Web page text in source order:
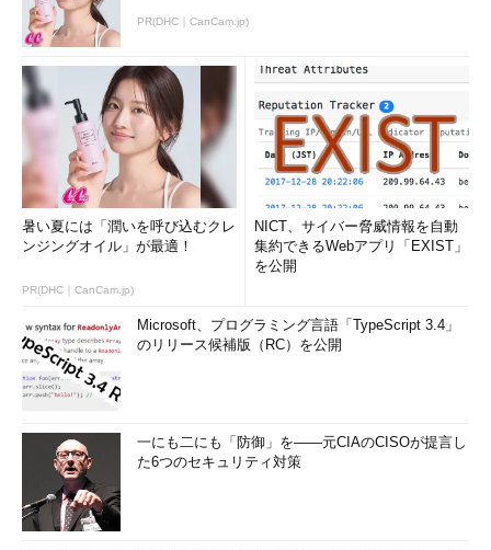
PR(DHC｜CanCam.jp)
暑い夏には「潤いを呼び込むクレ
ンジングオイル」が最適！
PR(DHC｜CanCam.jp)
NICT、サイバー脅威情報を自動
集約できるWebアプリ「EXIST」
を公開
Microsoft、プログラミング言語「TypeScript 3.4」
のリリース候補版（RC）を公開
一にも二にも「防御」を――元CIAのCISOが提言し
た6つのセキュリティ対策